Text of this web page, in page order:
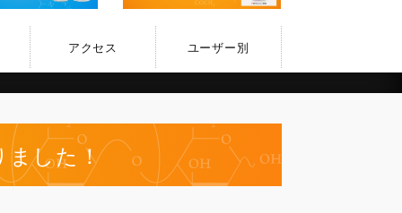
アクセス ユーザー別
ました！